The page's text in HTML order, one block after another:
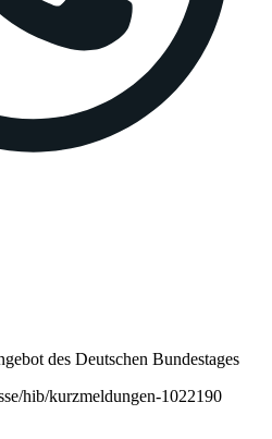
des Deutschen Bundestages
hib/kurzmeldungen-1022190